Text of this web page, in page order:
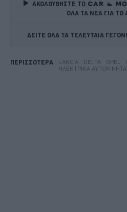
ΑΚΟΛΟΥΘΗΣΤΕ ΤΟ
ΟΛΑ ΤΑ ΝΕΑ ΓΙΑ ΤΟ
ΔΕΙΤΕ ΟΛΑ ΤΑ ΤΕΛΕΥΤΑΙΑ
ΠΕΡΙΣΣΟΤΕΡΑ LANCIA DELTA OPEL
ΗΛΕΚΤΡΙΚΆ ΑΥΤΟΚΊΝΗΤΑ